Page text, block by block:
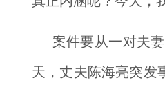
案件要从一对夫
天，丈夫陈海亮突发